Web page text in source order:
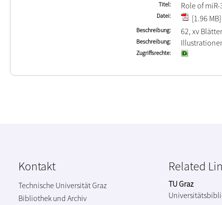
Titel Role of
Datei [1.96 MB]
Beschreibung 62, xv Blätter
Beschreibung
Zugriffsrechte
Kontakt
Technische Universität Graz
Bibliothek und Archiv
Related
TU Graz